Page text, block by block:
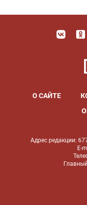
О САЙТЕ
Адрес редакции:
E-